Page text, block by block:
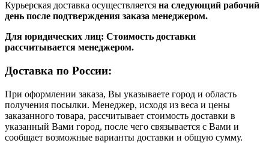
Курьерская доставка осуществляется на следующий рабочий
день после подтверждения заказа менеджером.
Для юридических лиц: Стоимость доставки
рассчитывается менеджером.
Доставка по России:
При оформлении заказа, Вы указываете город и область
получения посылки. Менеджер, исходя из веса и цены
заказанного товара, рассчитывает стоимость доставки в
указанный Вами город, после чего связывается с Вами и
сообщает возможные варианты доставки и общую сумму.